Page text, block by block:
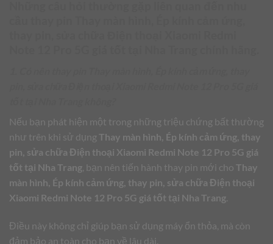
Nếu bạn phát hiện một trong những triệu chứng bất thường
như trên khi sử dụng Thay màn hình, Ép kính cảm ứng, thay
pin, sửa chữa Điện thoại Xiaomi Redmi Note 12 Pro 5G giá
tốt tại Nha Trang , bạn nên tiến hành thay pin mới cho Thay
màn hình, Ép kính cảm ứng, thay pin, sửa chữa Điện thoại
Xiaomi Redmi Note 12 Pro 5G giá tốt tại Nha Trang.
Điều này không chỉ giúp bạn sử dụng máy ổn thỏa, mà còn
đảm bảo an toàn cho bạn về lâu dài.